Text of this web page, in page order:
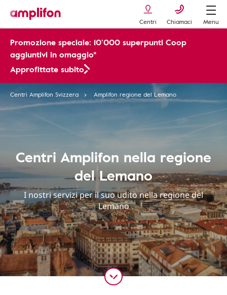
Centri Chiamaci Menu
Promozione speciale: 10’000 superpunti Coop
aggiuntivi in omaggio*
Approfittate subito
Centri Amplifon Svizzera Amplifon regione del Lemano
Centri Amplifon nella regione
del Lemano
I nostri servizi per il suo udito nella regione del
Lemano